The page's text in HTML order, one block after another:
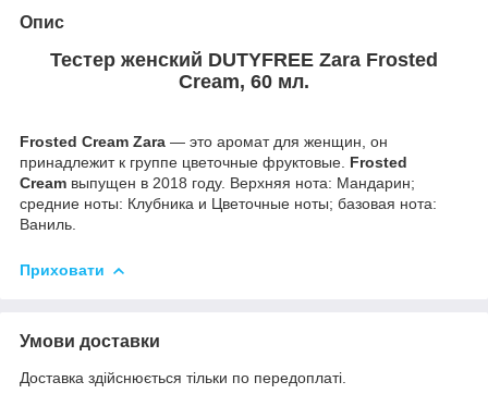
Опис
Тестер женский DUTYFREE Zara Frosted
Cream, 60 мл.
Frosted Cream Zara — это аромат для женщин, он
принадлежит к группе цветочные фруктовые. Frosted
Cream выпущен в 2018 году. Верхняя нота: Мандарин;
средние ноты: Клубника и Цветочные ноты; базовая нота:
Ваниль.
Приховати
Умови доставки
Доставка здійснюється тільки по передоплаті.